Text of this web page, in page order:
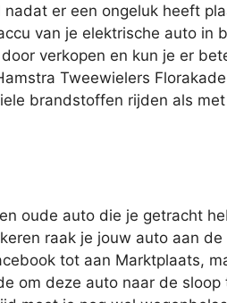
er een ongeluk heeft
van je elektrische auto in
verkopen en kun je er
Tweewielers
brandstoffen rijden als
oude auto die je getracht
raak je jouw auto aan
tot aan Marktplaats,
om deze auto naar de